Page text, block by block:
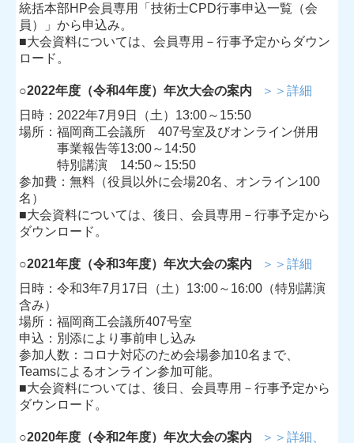
統括本部HP会員専用「技術士CPD行事申込一覧（会
員）」から申込み。
■大会資料については、会員専用－行事予定からダウン
ロード。
○2022年度（令和4年度）年次大会の案内
＞＞詳細
日時：2022年7月9日（土）13:00～15:50
場所：福岡商工会議所 407号室及びオンライン併用
事業報告等13:00～14:50
特別講演 14:50～15:50
参加費：無料（役員以外に会場20名、オンライン100
名）
■大会資料については、後日、会員専用－行事予定から
ダウンロード。
○2021年度（令和3年度）年次大会の案内
＞＞詳細
日時：令和3年7月17日（土）13:00～16:00（特別講演
含み）
場所：福岡商工会議所407号室
申込：別添により事前申し込み
参加人数：コロナ対応のため会場参加10名まで、
Teamsによるオンライン参加可能。
■大会資料については、後日、会員専用－行事予定から
ダウンロード。
○2020年度（令和2年度）年次大会の案内 ＞＞詳細、